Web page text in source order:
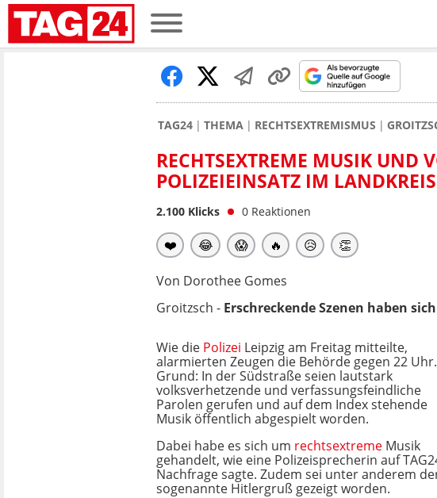
TAG24 THEMA RECHTSEXTREMISMUS
RECHTSEXTREME MUSIK UND
POLIZEIEINSATZ IM
2.100 Klicks 0 Reaktionen
❤️ 😂 😱 🔥 😥 👏
Von Dorothee Gomes
Groitzsch - Erschreckende Szenen haben
Wie die Polizei Leipzig am Freitag mitteilte,
alarmierten Zeugen die Behörde gegen 22
Grund: In der Südstraße seien lautstark
volksverhetzende und verfassungsfeindliche
Parolen gerufen und auf dem Index stehende
Musik öffentlich abgespielt worden.
Dabei habe es sich um rechtsextreme Musik
gehandelt, wie eine Polizeisprecherin auf
Nachfrage sagte. Zudem sei unter anderem
sogenannte Hitlergruß gezeigt worden.